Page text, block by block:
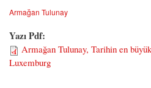
Armağan Tulunay
Yazı Pdf:
Armağan Tulunay, Tarihin en
Luxemburg